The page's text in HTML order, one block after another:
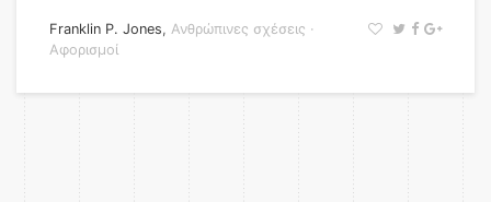
Franklin P. Jones, Ανθρώπινες σχέσεις ·
Αφορισμοί